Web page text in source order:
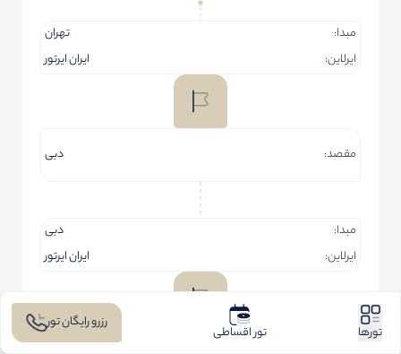
مبدا:
تهران
ایرلاین:
ایران ایرتور
مقصد: دبی
مبدا:
دبی
ایرلاین:
ایران ایرتور
تورها تور اقساطی
رزرو رایگان تور